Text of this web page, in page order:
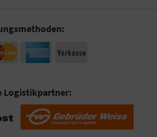
Logistikpartner: